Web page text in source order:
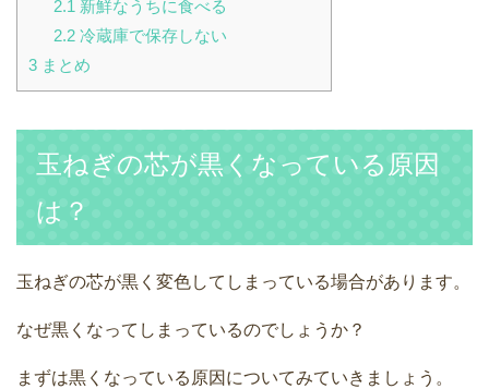
2.1新鮮なうちに食べる
2.2冷蔵庫で保存しない
3 まとめ
玉ねぎの芯が黒くなっている原因
は？
玉ねぎの芯が黒く変色してしまっている場合があります。
なぜ黒くなってしまっているのでしょうか？
まずは黒くなっている原因についてみていきましょう。